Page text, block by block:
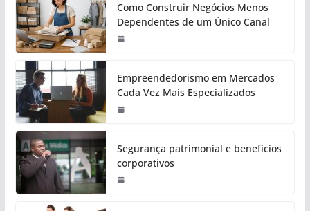
Como Construir Negócios Menos
Dependentes de um Único Canal
Empreendedorismo em Mercados
Cada Vez Mais Especializados
Segurança patrimonial e benefícios
corporativos